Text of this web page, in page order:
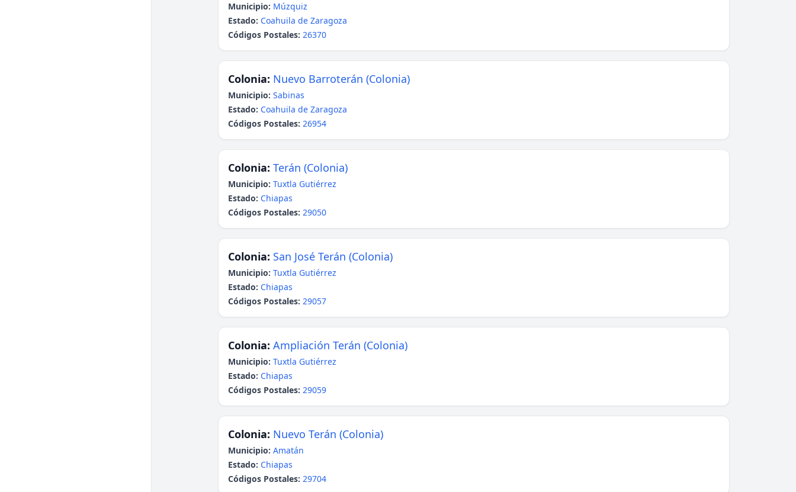
Municipio: Múzquiz
Estado: Coahuila de Zaragoza
Códigos Postales: 26370
Colonia: Nuevo Barroterán (Colonia)
Municipio: Sabinas
Estado: Coahuila de Zaragoza
Códigos Postales: 26954
Colonia: Terán (Colonia)
Municipio: Tuxtla Gutiérrez
Estado: Chiapas
Códigos Postales: 29050
Colonia: San José Terán (Colonia)
Municipio: Tuxtla Gutiérrez
Estado: Chiapas
Códigos Postales: 29057
Colonia: Ampliación Terán (Colonia)
Municipio: Tuxtla Gutiérrez
Estado: Chiapas
Códigos Postales: 29059
Colonia: Nuevo Terán (Colonia)
Municipio: Amatán
Estado: Chiapas
Códigos Postales: 29704